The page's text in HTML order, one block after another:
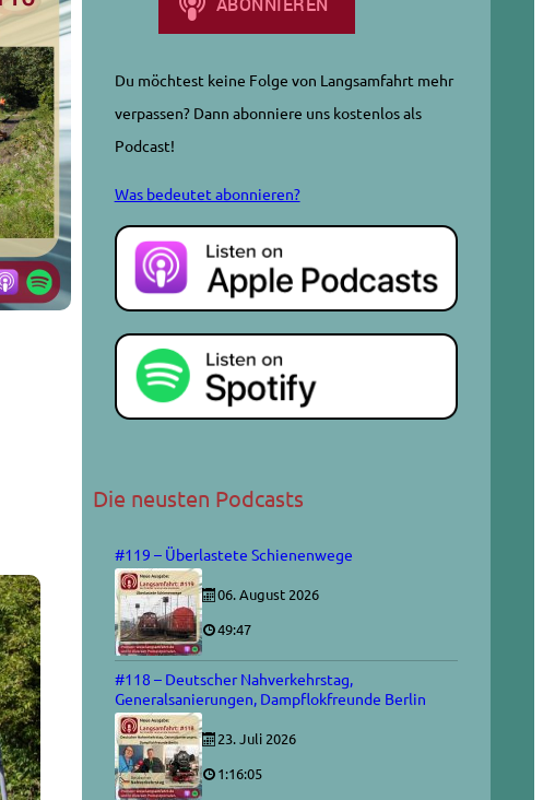
Du möchtest keine Folge von Langsamfahrt mehr
verpassen? Dann abonniere uns kostenlos als
Podcast!
Was bedeutet abonnieren?
Die neusten Podcasts
#119 – Überlastete Schienenwege
06. August 2026
49:47
#118 – Deutscher Nahverkehrstag,
Generalsanierungen, Dampflokfreunde Berlin
23. Juli 2026
1:16:05